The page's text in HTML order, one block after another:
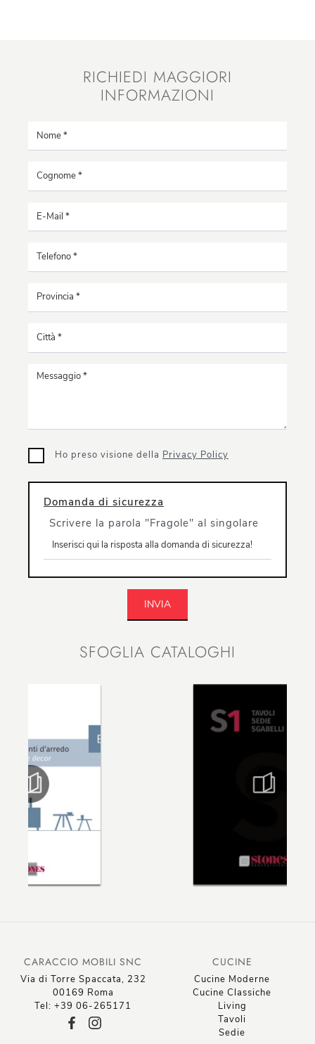
SFOGLIA CATALOGHI
RICHIEDI MAGGIORI
INFORMAZIONI
Ho preso visione della Privacy Policy
Domanda di sicurezza
Scrivere la parola "Fragole" al singolare
INVIA
CARACCIO MOBILI SNC
Via di Torre Spaccata, 232
00169 Roma
Tel: +39 06-265171
CUCINE
Cucine Moderne
Cucine Classiche
Living
Tavoli
Sedie